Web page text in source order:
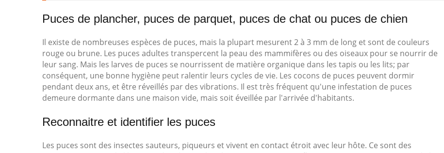
Puces de plancher, puces de parquet, puces de chat ou puces de chien
Il existe de nombreuses espèces de puces, mais la plupart mesurent 2 à 3 mm de long et sont de couleurs
rouge ou brune. Les puces adultes transpercent la peau des mammifères ou des oiseaux pour se nourrir de
leur sang. Mais les larves de puces se nourrissent de matière organique dans les tapis ou les lits; par
conséquent, une bonne hygiène peut ralentir leurs cycles de vie. Les cocons de puces peuvent dormir
pendant deux ans, et être réveillés par des vibrations. Il est très fréquent qu'une infestation de puces
demeure dormante dans une maison vide, mais soit éveillée par l'arrivée d'habitants.
Reconnaitre et identifier les puces
Les puces sont des insectes sauteurs, piqueurs et vivent en contact étroit avec leur hôte. Ce sont des